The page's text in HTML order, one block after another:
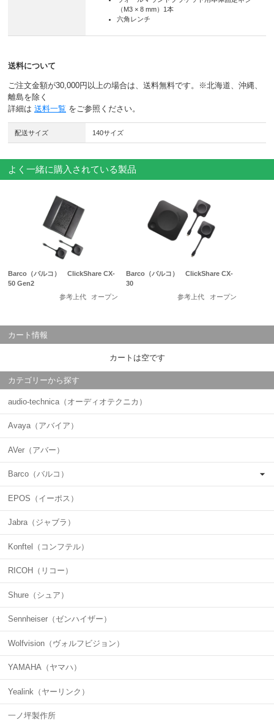
（M3 × 8 mm）1本
六⾓レンチ
送料について
ご注文金額が30,000円以上の場合は、送料無料です。※北海道、沖縄、
離島を除く
詳細は 送料一覧 をご参照ください。
配送サイズ 140サイズ
よく一緒に購入されている製品
Barco（バルコ） ClickShare CX-
50 Gen2
参考上代
オープン
Barco（バルコ） ClickShare CX-
30
参考上代
オープン
カート情報
カートは空です
カテゴリーから探す
audio-technica（オーディオテクニカ）
Avaya（アバイア）
AVer（アバー）
Barco（バルコ）
EPOS（イーポス）
Jabra（ジャブラ）
Konftel（コンフテル）
RICOH（リコー）
Shure（シュア）
Sennheiser（ゼンハイザー）
Wolfvision（ヴォルフビジョン）
YAMAHA（ヤマハ）
Yealink（ヤーリンク）
一ノ坪製作所